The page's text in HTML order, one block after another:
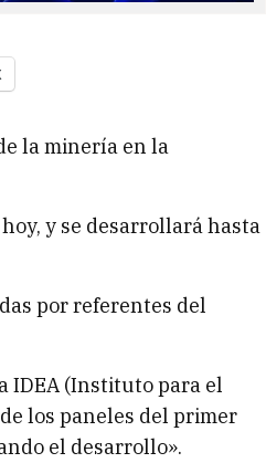
la minería en la
y se desarrollará hasta
por referentes del
IDEA (Instituto para el
los paneles del primer
el desarrollo».